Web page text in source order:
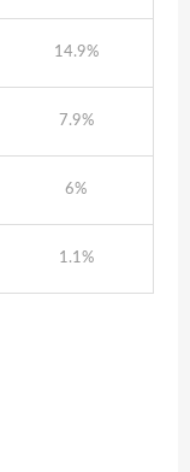
14.9%
7.9%
6%
1.1%